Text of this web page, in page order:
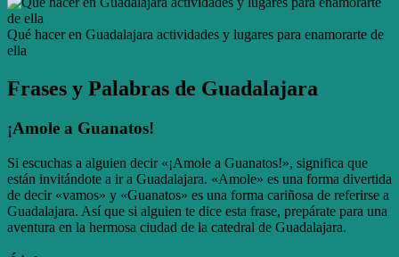
Qué hacer en Guadalajara actividades y lugares para enamorarte de
ella
Frases y Palabras de Guadalajara
¡Amole a Guanatos!
Si escuchas a alguien decir «¡Amole a Guanatos!», significa que
están invitándote a ir a Guadalajara. «Amole» es una forma divertida
de decir «vamos» y «Guanatos» es una forma cariñosa de referirse a
Guadalajara. Así que si alguien te dice esta frase, prepárate para una
aventura en la hermosa ciudad de la catedral de Guadalajara.